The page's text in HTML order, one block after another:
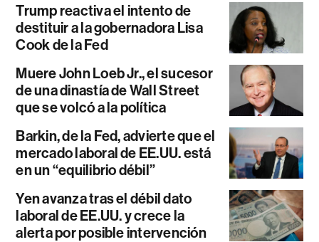
Trump reactiva el intento de
destituir a la gobernadora Lisa
Cook de la Fed
Muere John Loeb Jr., el sucesor
de una dinastía de Wall Street
que se volcó a la política
Barkin, de la Fed, advierte que el
mercado laboral de EE.UU. está
en un “equilibrio débil”
Yen avanza tras el débil dato
laboral de EE.UU. y crece la
alerta por posible intervención